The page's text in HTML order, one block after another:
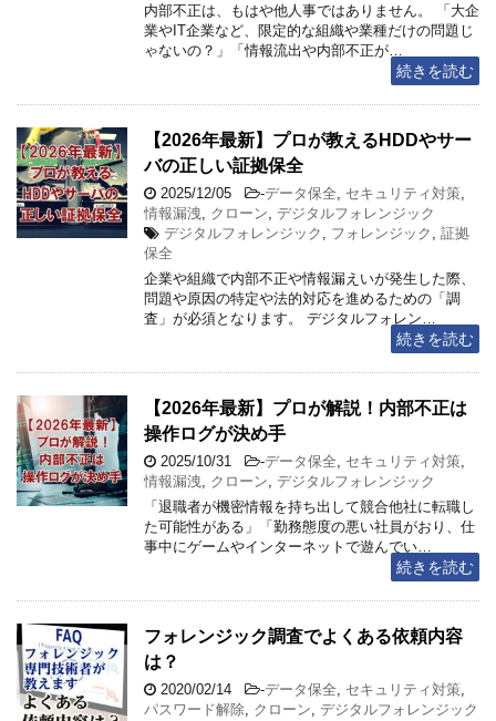
内部不正は、もはや他人事ではありません。 「大企
業やIT企業など、限定的な組織や業種だけの問題じ
ゃないの？」「情報流出や内部不正が…
続きを読む
【2026年最新】プロが教えるHDDやサー
バの正しい証拠保全
2025/12/05 -データ保全 セキュリティ対策
情報漏洩
クローン デジタルフォレンジック
デジタルフォレンジック
フォレンジック
証拠
保全
企業や組織で内部不正や情報漏えいが発生した際、
問題や原因の特定や法的対応を進めるための「調
査」が必須となります。 デジタルフォレン…
続きを読む
【2026年最新】プロが解説！内部不正は
操作ログが決め手
2025/10/31 -データ保全 セキュリティ対策
情報漏洩
クローン デジタルフォレンジック
「退職者が機密情報を持ち出して競合他社に転職し
た可能性がある」「勤務態度の悪い社員がおり、仕
事中にゲームやインターネットで遊んでい…
続きを読む
フォレンジック調査でよくある依頼内容
は？
2020/02/14 -データ保全 セキュリティ対策
パスワード解除 クローン デジタルフォレンジック